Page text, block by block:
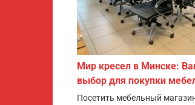
Мир кресел в Минске:
выбор для покупки
Посетить мебельный